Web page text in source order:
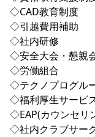
◇CAD教育制度
◇引越費用補助
◇社内研修
◇安全大会・懇親
◇労働組合
◇テクノプログル
◇福利厚生サービ
◇EAP(カウンセリ
◇社内クラブサー